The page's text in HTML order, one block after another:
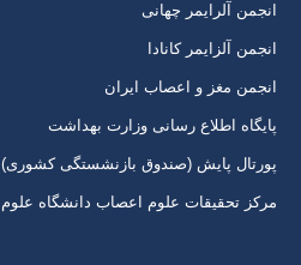
جدید جدید جدید جدیدانجمن آلرایمر چهانی
انجمن آلزایمر کانادا
انجمن مغز و اعصاب ایران
پایگاه اطلاع رسانی وزارت بهداشت
پورتال پایش (صندوق بازنشستگی کشوری)
مرکز تحقیقات علوم اعصاب دانشگاه علوم